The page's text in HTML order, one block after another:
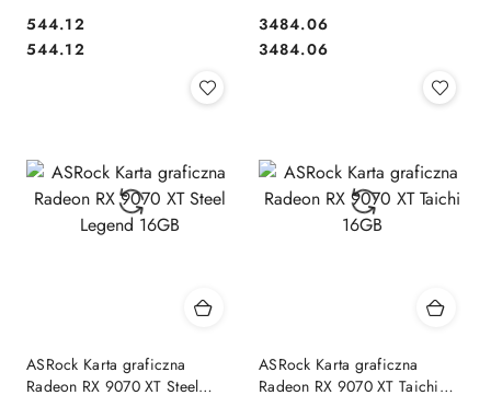
Cena:
544.12
Cena:
544.12
256bit 3DP/HDMI
Cena:
3484.06
Cena:
3484.06
ASRock Karta graficzna
Radeon RX 9070 XT Steel
ASRock Karta graficzna
Radeon RX 9070 XT Taichi